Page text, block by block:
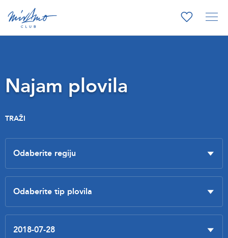
Najam plovila
TRAŽI